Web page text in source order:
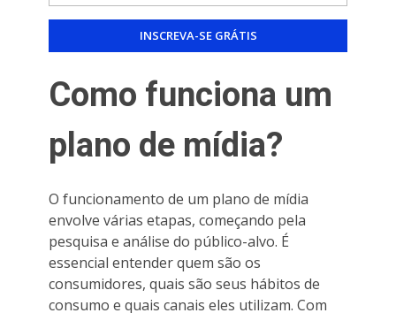
Como funciona um
plano de mídia?
O funcionamento de um plano de mídia
envolve várias etapas, começando pela
pesquisa e análise do público-alvo. É
essencial entender quem são os
consumidores, quais são seus hábitos de
consumo e quais canais eles utilizam. Com